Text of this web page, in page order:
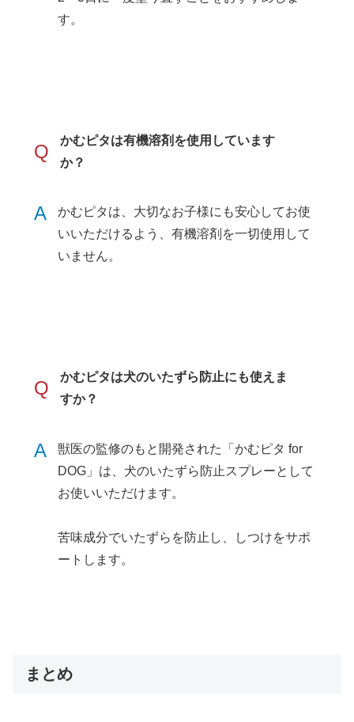
す。
Q
かむピタは有機溶剤を使用しています
か？
A
かむピタは、大切なお子様にも安心してお使
いいただけるよう、有機溶剤を一切使用して
いません。
Q
かむピタは犬のいたずら防止にも使えま
すか？
A
獣医の監修のもと開発された「かむピタ for
DOG」は、犬のいたずら防止スプレーとして
お使いいただけます。
苦味成分でいたずらを防止し、しつけをサポ
ートします。
まとめ